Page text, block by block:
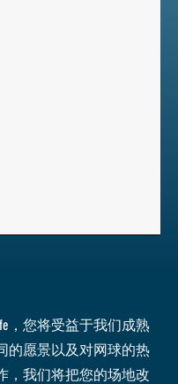
，您将受益于我们成熟
的愿景以及对网球的热
，我们将把您的场地改